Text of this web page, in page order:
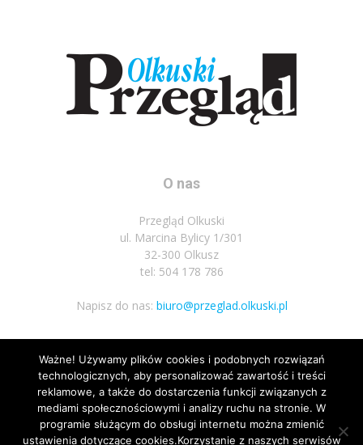
O nas
Przegląd Olkuski
ul. Marcina Bylicy 1/301
32-300 Olkusz
tel: 504 178 786
Napisz do nas: biuro@przeglad.olkuski.pl
Podążaj za nami
Ważne! Używamy plików cookies i podobnych rozwiązań
technologicznych, aby personalizować zawartość i treści
reklamowe, a także do dostarczenia funkcji związanych z
mediami społecznościowymi i analizy ruchu na stronie. W
programie służącym do obsługi internetu można zmienić
ustawienia dotyczące cookies.Korzystanie z naszych serwisów